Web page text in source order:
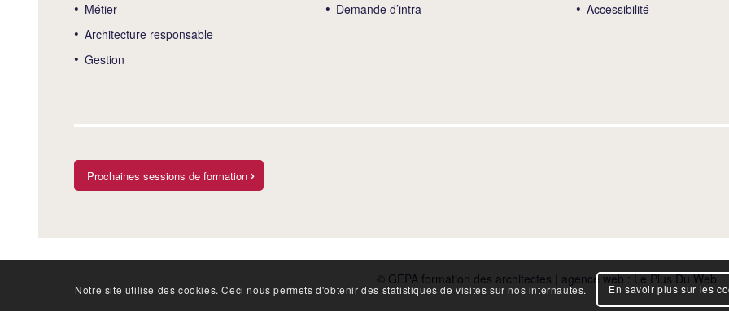
Métier
Architecture responsable
Gestion
Demande d’intra
Accessibilité
Prochaines sessions de formation
© GEPA formation des architectes | agence web :Le Plus Du Web
Notre site utilise des cookies. Ceci nous permets d'obtenir des statistiques de visites sur nos internautes. En savoir plus sur les